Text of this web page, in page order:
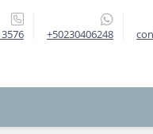
+50230406248